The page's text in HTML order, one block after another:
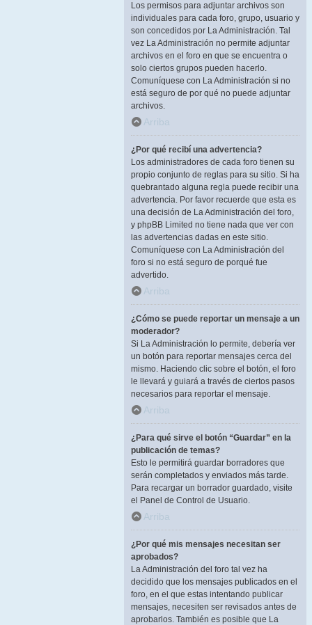
Los permisos para adjuntar archivos son
individuales para cada foro, grupo, usuario y
son concedidos por La Administración. Tal
vez La Administración no permite adjuntar
archivos en el foro en que se encuentra o
solo ciertos grupos pueden hacerlo.
Comuníquese con La Administración si no
está seguro de por qué no puede adjuntar
archivos.
Arriba
¿Por qué recibí una advertencia?
Los administradores de cada foro tienen su
propio conjunto de reglas para su sitio. Si ha
quebrantado alguna regla puede recibir una
advertencia. Por favor recuerde que esta es
una decisión de La Administración del foro,
y phpBB Limited no tiene nada que ver con
las advertencias dadas en este sitio.
Comuníquese con La Administración del
foro si no está seguro de porqué fue
advertido.
Arriba
¿Cómo se puede reportar un mensaje a un
moderador?
Si La Administración lo permite, debería ver
un botón para reportar mensajes cerca del
mismo. Haciendo clic sobre el botón, el foro
le llevará y guiará a través de ciertos pasos
necesarios para reportar el mensaje.
Arriba
¿Para qué sirve el botón “Guardar” en la
publicación de temas?
Esto le permitirá guardar borradores que
serán completados y enviados más tarde.
Para recargar un borrador guardado, visite
el Panel de Control de Usuario.
Arriba
¿Por qué mis mensajes necesitan ser
aprobados?
La Administración del foro tal vez ha
decidido que los mensajes publicados en el
foro, en el que estas intentando publicar
mensajes, necesiten ser revisados antes de
aprobarlos. También es posible que La